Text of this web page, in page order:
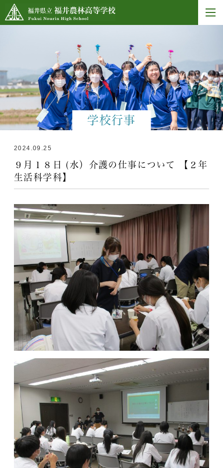
学校行事
2024.09.25
９月１８日 (水）介護の仕事について 【２年
生活科学科】